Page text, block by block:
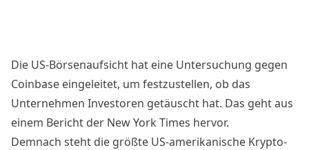
Die US-Börsenaufsicht hat eine Untersuchung gegen
Coinbase eingeleitet, um festzustellen, ob das
Unternehmen Investoren getäuscht hat. Das geht aus
einem Bericht der New York Times hervor.
Demnach steht die größte US-amerikanische Krypto-